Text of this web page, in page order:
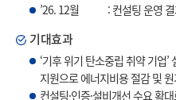
’26. 12월 : 컨설팅 운영 결
기대효과
‘기후 위기 탄소중립 취약 기업
지원으로 에너지비용 절감 및
컨설팅·인증·설비개선 수요 확